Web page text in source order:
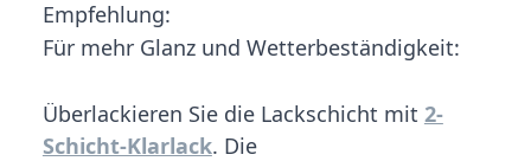
Empfehlung:
Für mehr Glanz und Wetterbeständigkeit:
Überlackieren Sie die Lackschicht mit 2-
Schicht-Klarlack. Die